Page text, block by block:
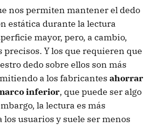
nos permiten mantener el dedo
estática durante la lectura
mayor, pero, a cambio,
precisos. Y los que requieren que
dedo sobre ellos son más
a los fabricantes ahorrar
inferior, que puede ser algo
la lectura es más
los usuarios y suele ser menos